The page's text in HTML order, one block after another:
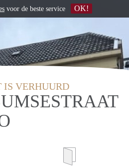
IS VERHUURD
voor de beste service OK!